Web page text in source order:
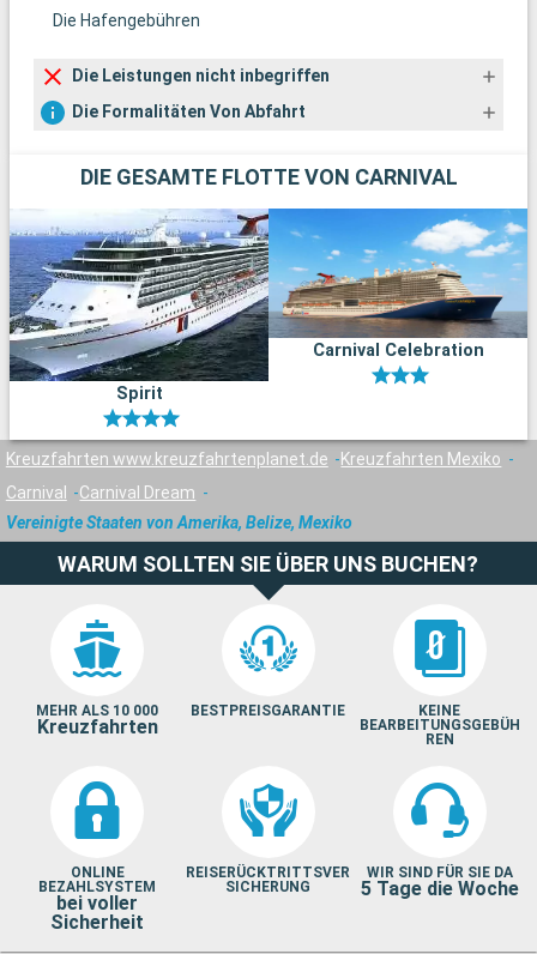
Die Hafengebühren
Die Leistungen nicht inbegriffen
Die Formalitäten Von Abfahrt
DIE GESAMTE FLOTTE VON CARNIVAL
Spirit
Carnival Celebration
Kreuzfahrten www.kreuzfahrtenplanet.de
Kreuzfahrten Mexiko
Carnival
Carnival Dream
Vereinigte Staaten von Amerika, Belize, Mexiko
WARUM SOLLTEN SIE ÜBER UNS BUCHEN?
MEHR ALS 10 000
Kreuzfahrten
BESTPREISGARANTIE
KEINE
BEARBEITUNGSGEBÜH
REN
ONLINE
BEZAHLSYSTEM
bei voller
Sicherheit
REISERÜCKTRITTSVER
SICHERUNG
WIR SIND FÜR SIE DA
5 Tage die Woche